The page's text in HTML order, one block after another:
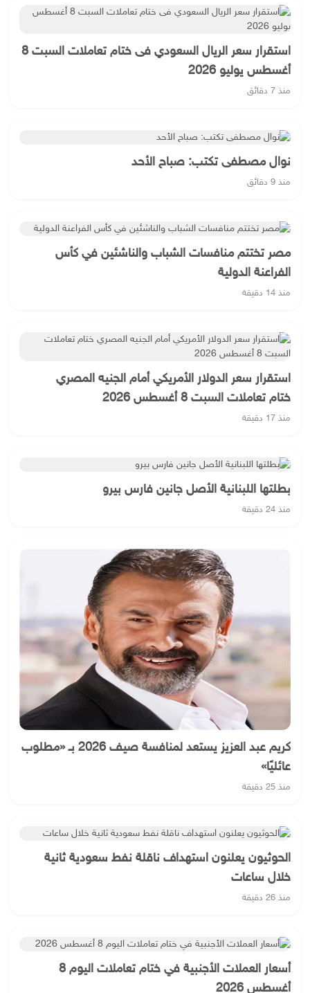
استقرار سعر الريال السعودي فى ختام تعاملات السبت 8
أغسطس يوليو 2026
منذ 7 دقائق
نوال مصطفى تكتب: صباح الأحد
منذ 9 دقائق
مصر تختتم منافسات الشباب والناشئين في كأس
الفراعنة الدولية
منذ 14 دقيقة
استقرار سعر الدولار الأمريكي أمام الجنيه المصري
ختام تعاملات السبت 8 أغسطس 2026
منذ 17 دقيقة
بطلتها اللبنانية الأصل جانين فارس بيرو
منذ 24 دقيقة
كريم عبد العزيز يستعد لمنافسة صيف 2026 بـ «مطلوب
عائليًا»
منذ 25 دقيقة
الحوثيون يعلنون استهداف ناقلة نفط سعودية ثانية
خلال ساعات
منذ 26 دقيقة
أسعار العملات الأجنبية في ختام تعاملات اليوم 8
أغسطس 2026